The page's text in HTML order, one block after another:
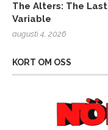
The Alters: The Last
Variable
augusti 4, 2026
KORT OM OSS